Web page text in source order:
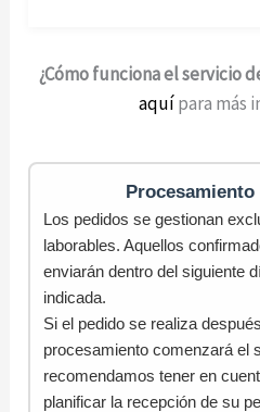
¿Cómo funciona el servicio
aquípara más
Procesamiento
Los pedidos se gestionan
laborables. Aquellos
enviarán dentro del siguiente
indicada.
Si el pedido se realiza
procesamiento comenzará el
recomendamos tener en
planificar la recepción de su